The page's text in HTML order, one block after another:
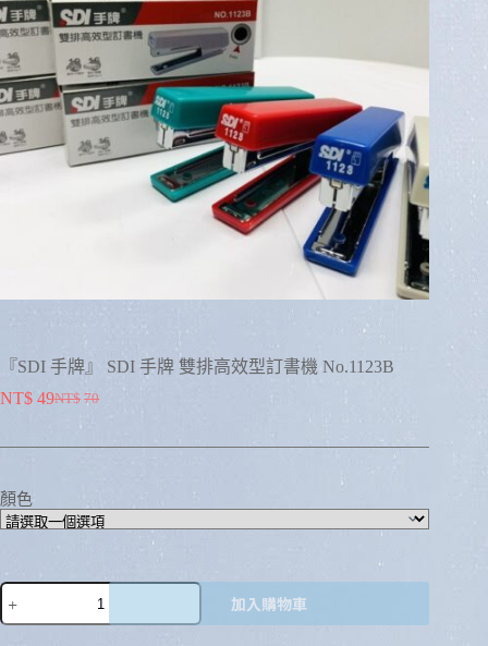
『SDI 手牌』 SDI 手牌 雙排高效型訂書機 No.1123B
NT$ 70
NT$ 49
顏色
加入購物車